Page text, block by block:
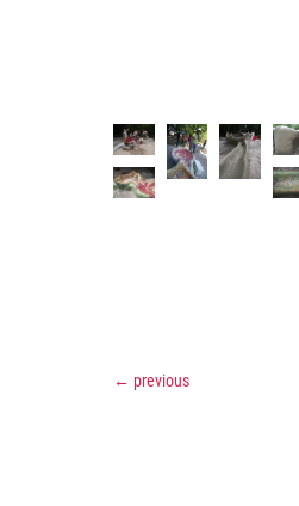
← previous